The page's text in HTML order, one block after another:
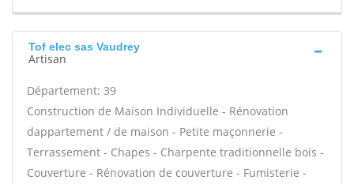
Tof elec sas Vaudrey
Artisan
Département: 39
Construction de Maison Individuelle - Rénovation
dappartement / de maison - Petite maçonnerie -
Terrassement - Chapes - Charpente traditionnelle bois -
Couverture - Rénovation de couverture - Fumisterie -